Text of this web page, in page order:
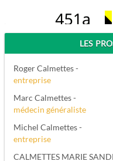
LES
Roger Calmettes -
entreprise
Marc Calmettes -
médecin généraliste
Michel Calmettes -
entreprise
CALMETTES MARIE